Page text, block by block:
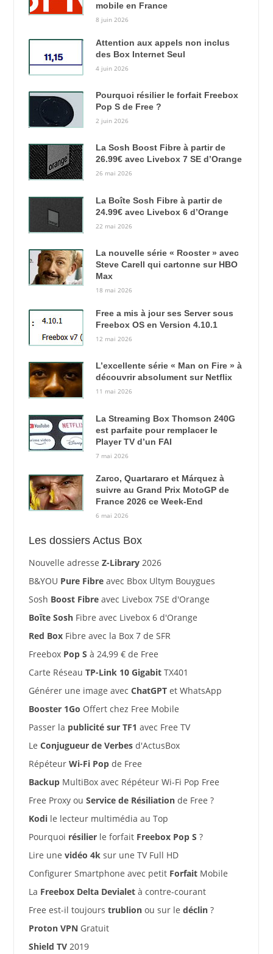
mobile en France
8 juin 2026
Attention aux appels non inclus
des Box Internet Seul
4 juin 2026
Pourquoi résilier le forfait Freebox
Pop S de Free ?
2 juin 2026
La Sosh Boost Fibre à partir de
26.99€ avec Livebox 7 SE d’Orange
26 mai 2026
La Boîte Sosh Fibre à partir de
24.99€ avec Livebox 6 d’Orange
22 mai 2026
La nouvelle série « Rooster » avec
Steve Carell qui cartonne sur HBO
Max
18 mai 2026
Free a mis à jour ses Server sous
Freebox OS en Version 4.10.1
12 mai 2026
L’excellente série « Man on Fire » à
découvrir absolument sur Netflix
11 mai 2026
La Streaming Box Thomson 240G
est parfaite pour remplacer le
Player TV d’un FAI
7 mai 2026
Zarco, Quartararo et Márquez à
suivre au Grand Prix MotoGP de
France 2026 ce Week-End
6 mai 2026
Les dossiers Actus Box
Nouvelle adresse Z-Library2026
B&YOU Pure Fibreavec Bbox Ultym Bouygues
Sosh Boost Fibreavec Livebox 7SE d'Orange
Boîte SoshFibre avec Livebox 6 d'Orange
Red BoxFibre avec la Box 7 de SFR
Freebox Pop S à 24,99 € de Free
Carte Réseau TP-Link 10 GigabitTX401
Générer une image avec ChatGPTet WhatsApp
Booster 1Go Offert chez Free Mobile
Passer la publicité sur TF1 avec Free TV
Le Conjugueur de Verbesd'ActusBox
Répéteur Wi-Fi Popde Free
BackupMultiBox avec Répéteur Wi-Fi Pop Free
Free Proxy ou Service de Résiliationde Free ?
Kodile lecteur multimédia au Top
Pourquoi résilierle forfait Freebox Pop S ?
Lire une vidéo 4ksur une TV Full HD
Configurer Smartphone avec petit ForfaitMobile
La Freebox Delta Devialetà contre-courant
Free est-il toujours trublionou sur le déclin?
Proton VPN Gratuit
Shield TV2019